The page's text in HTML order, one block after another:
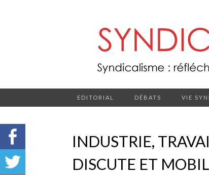
EDITORIAL DÉBATS VIE
INDUSTRIE,
DISCUTE ET